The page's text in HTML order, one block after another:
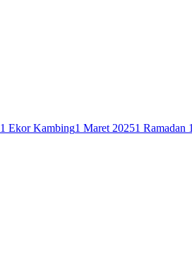
1 Ekor Kambing1 Maret 20251 Ramadan